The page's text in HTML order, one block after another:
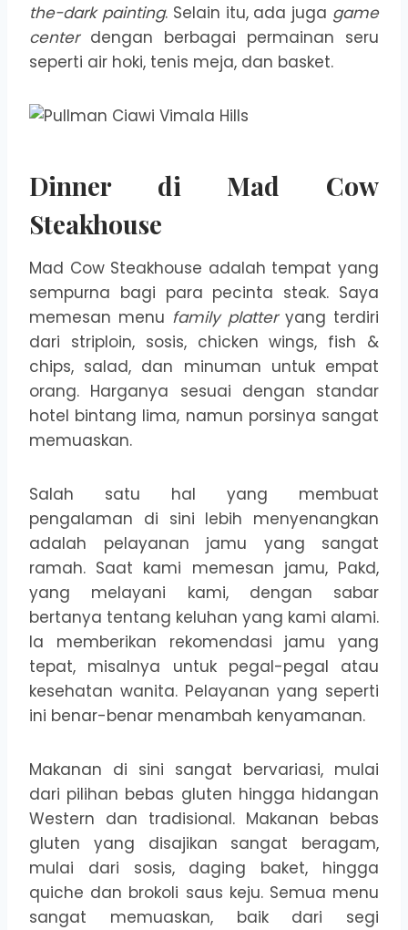
the-dark painting. Selain itu, ada juga game
centerdengan berbagai permainan seru
seperti air hoki, tenis meja, dan basket.
Dinner di Mad Cow
Steakhouse
Mad Cow Steakhouse adalah tempat yang
sempurna bagi para pecinta steak. Saya
memesan menu family platteryang terdiri
dari striploin, sosis, chicken wings, fish &
chips, salad, dan minuman untuk empat
orang. Harganya sesuai dengan standar
hotel bintang lima, namun porsinya sangat
memuaskan.
Salah satu hal yang membuat
pengalaman di sini lebih menyenangkan
adalah pelayanan jamu yang sangat
ramah. Saat kami memesan jamu, Pakd,
yang melayani kami, dengan sabar
bertanya tentang keluhan yang kami alami.
Ia memberikan rekomendasi jamu yang
tepat, misalnya untuk pegal-pegal atau
kesehatan wanita. Pelayanan yang seperti
ini benar-benar menambah kenyamanan.
Makanan di sini sangat bervariasi, mulai
dari pilihan bebas gluten hingga hidangan
Western dan tradisional. Makanan bebas
gluten yang disajikan sangat beragam,
mulai dari sosis, daging baket, hingga
quiche dan brokoli saus keju. Semua menu
sangat memuaskan, baik dari segi